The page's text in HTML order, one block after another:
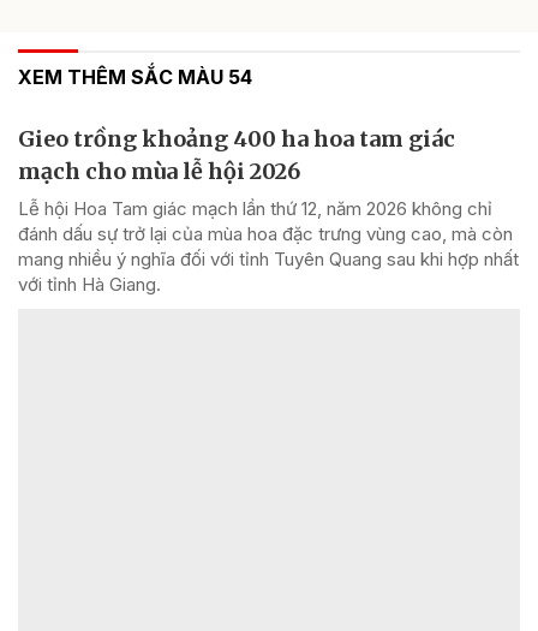
XEM THÊM SẮC MÀU 54
Gieo trồng khoảng 400 ha hoa tam giác
mạch cho mùa lễ hội 2026
Lễ hội Hoa Tam giác mạch lần thứ 12, năm 2026 không chỉ
đánh dấu sự trở lại của mùa hoa đặc trưng vùng cao, mà còn
mang nhiều ý nghĩa đối với tỉnh Tuyên Quang sau khi hợp nhất
với tỉnh Hà Giang.